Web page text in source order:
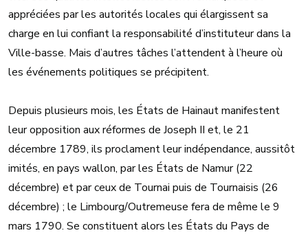
appréciées par les autorités locales qui élargissent sa
charge en lui confiant la responsabilité d’instituteur dans la
Ville-basse. Mais d’autres tâches l’attendent à l’heure où
les événements politiques se précipitent.
Depuis plusieurs mois, les États de Hainaut manifestent
leur opposition aux réformes de Joseph II et, le 21
décembre 1789, ils proclament leur indépendance, aussitôt
imités, en pays wallon, par les États de Namur (22
décembre) et par ceux de Tournai puis de Tournaisis (26
décembre) ; le Limbourg/Outremeuse fera de même le 9
mars 1790. Se constituent alors les États du Pays de